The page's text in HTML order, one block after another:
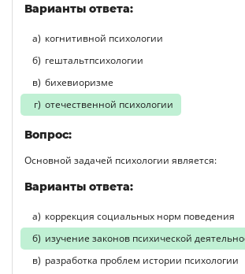
Варианты ответа:
когнитивной психологии
гештальтпсихологии
бихевиоризме
отечественной психологии
Вопрос:
Основной задачей психологии является:
Варианты ответа:
коррекция социальных норм поведения
изучение законов психической
разработка проблем истории психологии